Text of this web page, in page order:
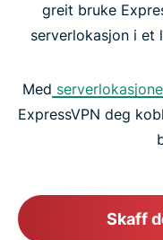
greit bruke
serverlokasjon i et
Med
ExpressVPN deg
Skaff